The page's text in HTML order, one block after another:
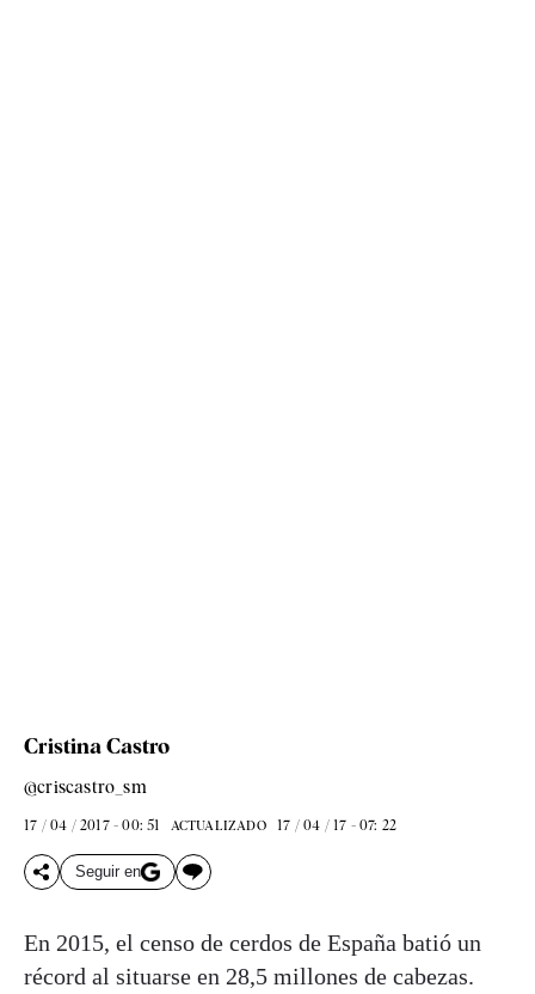
Cristina Castro
@criscastro_sm
17 / 04 / 2017 - 00: 51 ACTUALIZADO 17 / 04 / 17 - 07: 22
Seguir en
En 2015, el censo de cerdos de España batió un
récord al situarse en 28,5 millones de cabezas.